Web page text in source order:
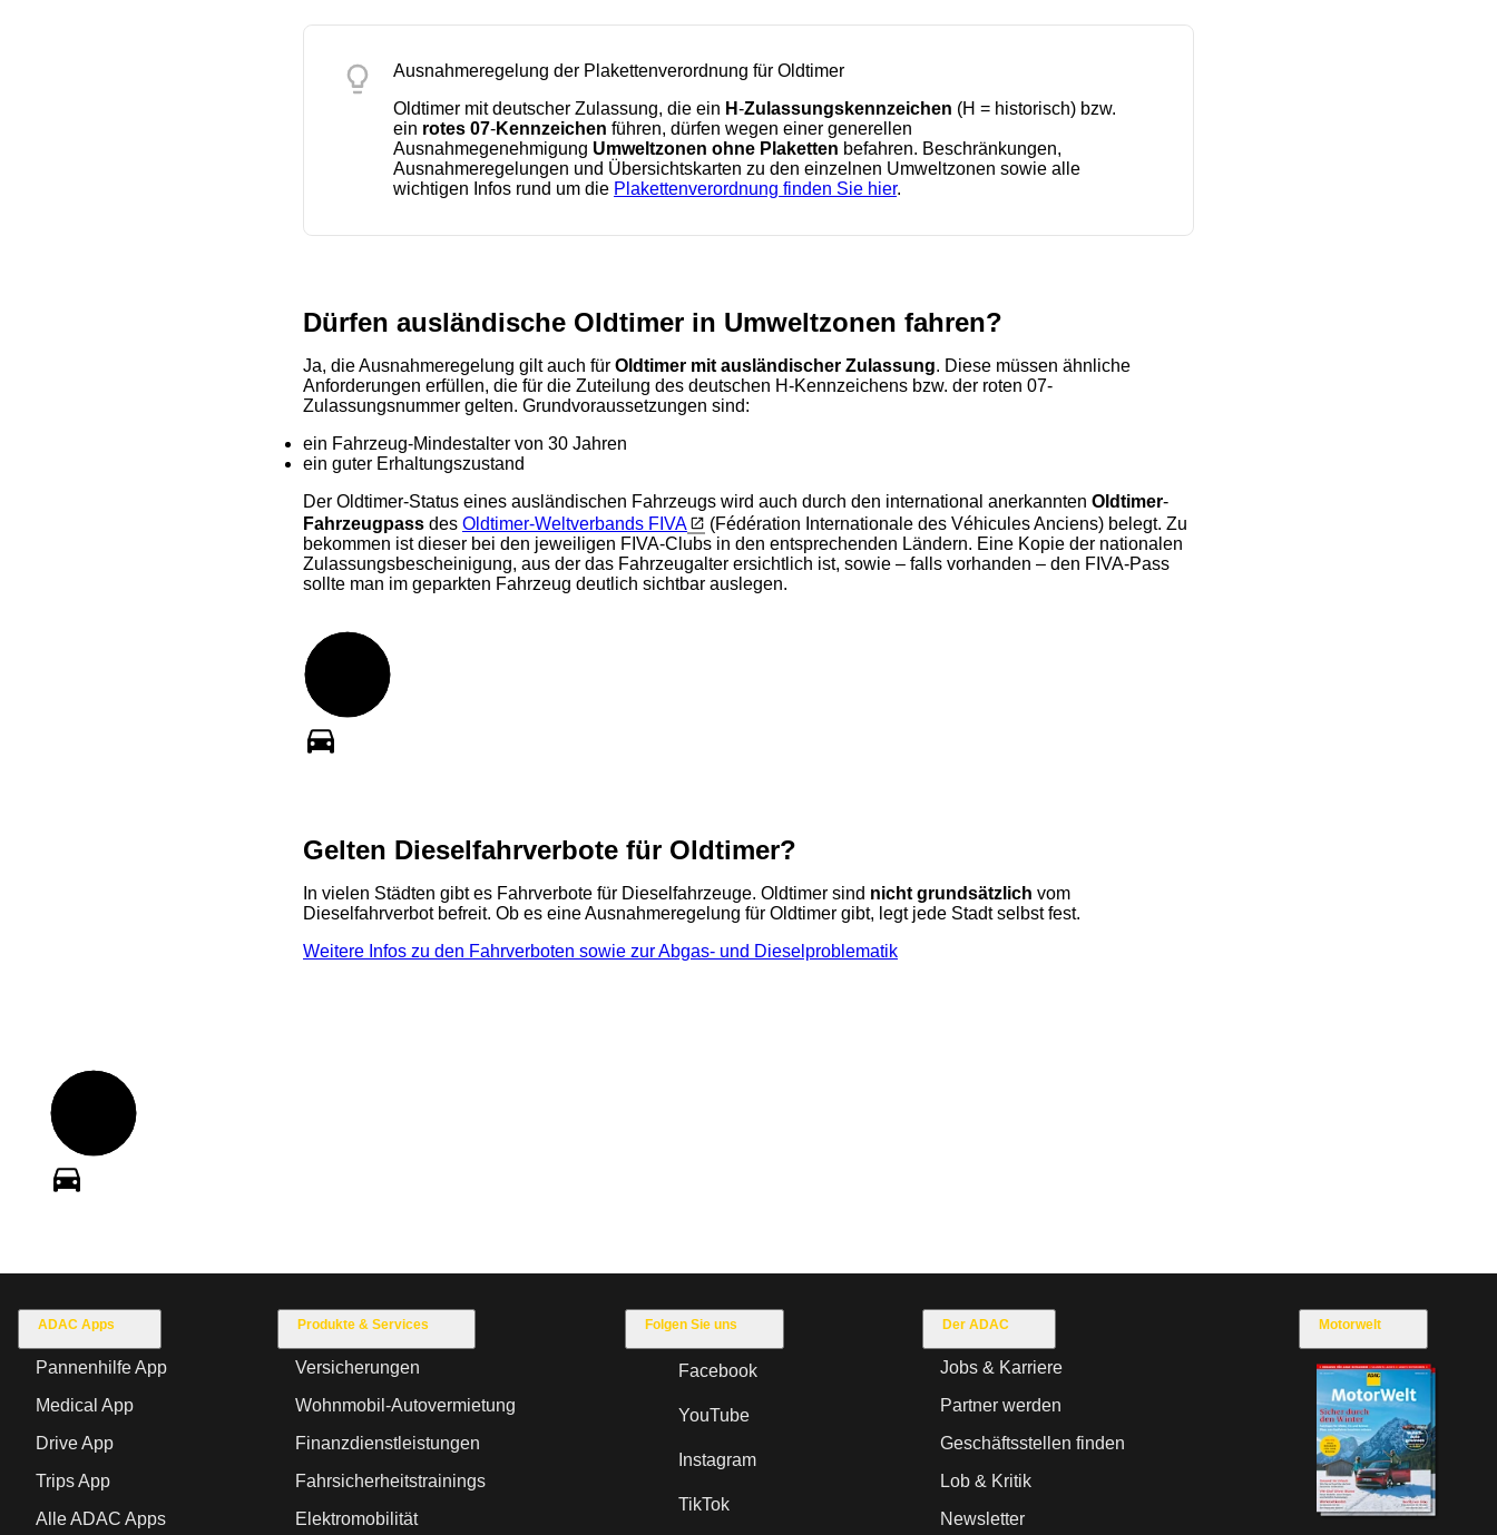
Ausnahmeregelung der Plakettenverordnung für Oldtimer
Oldtimer mit deutscher Zulassung, die ein H-Zulassungskennzeichen (H = historisch) bzw.
ein rotes 07-Kennzeichen führen, dürfen wegen einer generellen
Ausnahmegenehmigung Umweltzonen ohne Plaketten befahren. Beschränkungen,
Ausnahmeregelungen und Übersichtskarten zu den einzelnen Umweltzonen sowie alle
wichtigen Infos rund um die Plakettenverordnung finden Sie hier.
Dürfen ausländische Oldtimer in Umweltzonen fahren?
Ja, die Ausnahmeregelung gilt auch für Oldtimer mit ausländischer Zulassung. Diese müssen ähnliche
Anforderungen erfüllen, die für die Zuteilung des deutschen H-Kennzeichens bzw. der roten 07-
Zulassungsnummer gelten. Grundvoraussetzungen sind:
ein Fahrzeug-Mindestalter von 30 Jahren
ein guter Erhaltungszustand
Der Oldtimer-Status eines ausländischen Fahrzeugs wird auch durch den international anerkannten Oldtimer-
Fahrzeugpass des Oldtimer-Weltverbands FIVA
(Fédération Internationale des Véhicules Anciens) belegt. Zu
bekommen ist dieser bei den jeweiligen FIVA-Clubs in den entsprechenden Ländern. Eine Kopie der nationalen
Zulassungsbescheinigung, aus der das Fahrzeugalter ersichtlich ist, sowie – falls vorhanden – den FIVA-Pass
sollte man im geparkten Fahrzeug deutlich sichtbar auslegen.
Gelten Dieselfahrverbote für Oldtimer?
In vielen Städten gibt es Fahrverbote für Dieselfahrzeuge. Oldtimer sind nicht grundsätzlich vom
Dieselfahrverbot befreit. Ob es eine Ausnahmeregelung für Oldtimer gibt, legt jede Stadt selbst fest.
Weitere Infos zu den Fahrverboten sowie zur Abgas- und Dieselproblematik
ADAC Apps
Pannenhilfe App
Medical App
Drive App
Trips App
Alle ADAC Apps
Produkte & Services
Versicherungen
Wohnmobil-Autovermietung
Finanzdienstleistungen
Fahrsicherheitstrainings
Elektromobilität
Folgen Sie uns
Facebook
YouTube
Instagram
TikTok
Der ADAC
Jobs & Karriere
Partner werden
Geschäftsstellen finden
Lob & Kritik
Newsletter
Motorwelt